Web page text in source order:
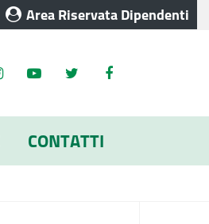
Area Riservata Dipendenti
CONTATTI